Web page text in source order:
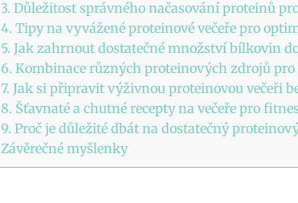
3. Důležitost správného načasování proteinů
4. Tipy na vyvážené proteinové večeře pro
5. Jak zahrnout dostatečné množství bílkovin
6. Kombinace různých proteinových zdrojů
7. Jak si připravit výživnou proteinovou večeři
8. Šťavnaté a chutné recepty na večeře pro
9. Proč je důležité dbát na dostatečný
Závěrečné myšlenky